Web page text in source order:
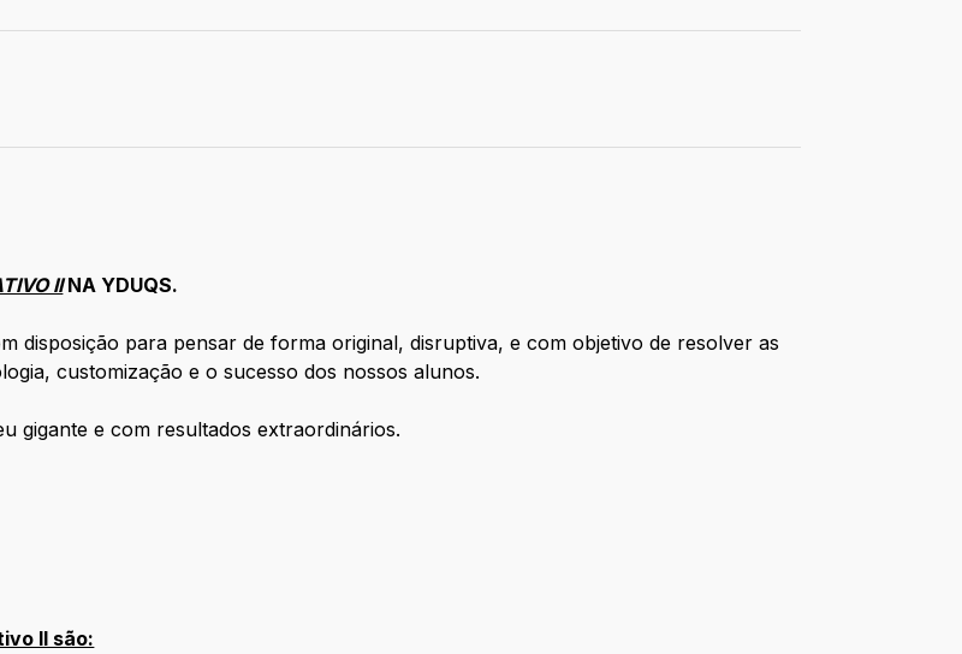
IINA YDUQS.
disposição para pensar de forma original, disruptiva, e com objetivo de resolver as
customização e o sucesso dos nossos alunos.
gigante e com resultados extraordinários.
II são: